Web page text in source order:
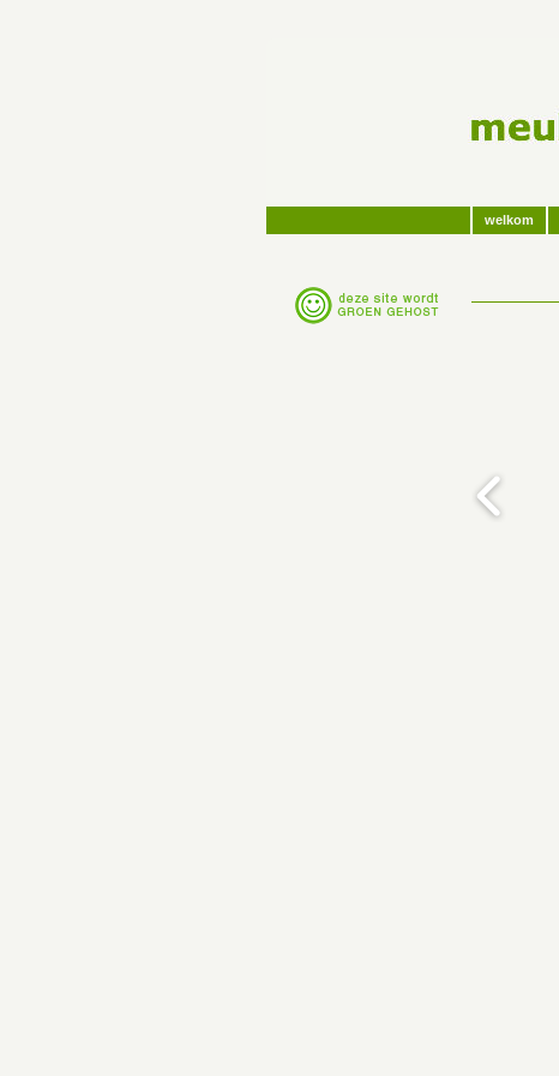
welkom